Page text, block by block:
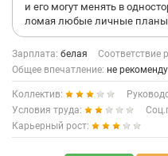
и его могут менять в
ломая любые личные планы
Зарплата: белая Соответствие
Общее впечатление: не
Коллектив:
Условия труда:
Карьерный рост: